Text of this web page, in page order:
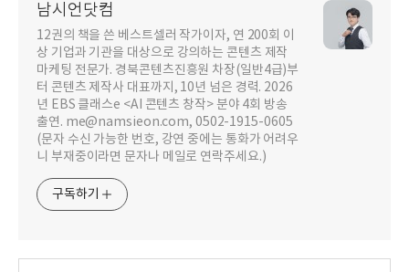
남시언닷컴
12권의 책을 쓴 베스트셀러 작가이자, 연 200회 이
상 기업과 기관을 대상으로 강의하는 콘텐츠 제작
마케팅 전문가. 경북콘텐츠진흥원 차장(일반4급)부
터 콘텐츠 제작사 대표까지, 10년 넘은 경력. 2026
년 EBS 클래스e <AI 콘텐츠 창작> 분야 4회 방송
출연. me@namsieon.com, 0502-1915-0605
(문자 수신 가능한 번호, 강연 중에는 통화가 어려우
니 부재중이라면 문자나 메일로 연락주세요.)
구독하기